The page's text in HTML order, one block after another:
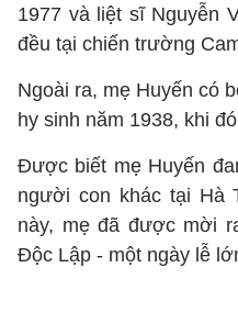
1977 và liệt sĩ Nguyễn
đều tại chiến trường
Ngoài ra, mẹ Huyến có
hy sinh năm 1938, khi
Được biết mẹ Huyến
người con khác tại Hà
này, mẹ đã được mời
Độc Lập - một ngày lễ